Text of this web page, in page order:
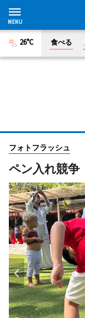
26°C 食べる
フォトフラッシュ
ペン入れ競争